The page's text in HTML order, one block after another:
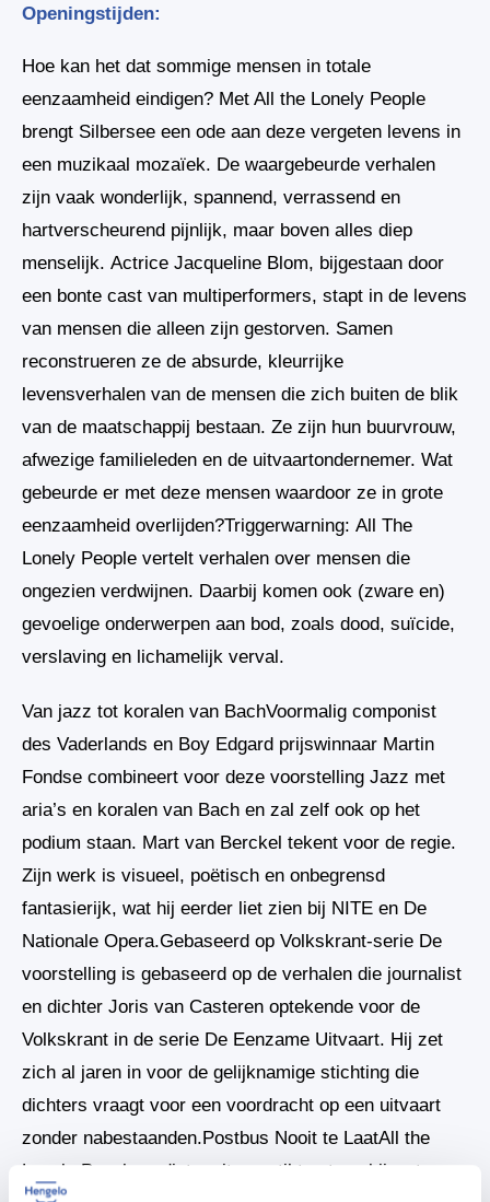
Openingstijden:
Hoe kan het dat sommige mensen in totale
eenzaamheid eindigen? Met All the Lonely People
brengt Silbersee een ode aan deze vergeten levens in
een muzikaal mozaïek. De waargebeurde verhalen
zijn vaak wonderlijk, spannend, verrassend en
hartverscheurend pijnlijk, maar boven alles diep
menselijk. Actrice Jacqueline Blom, bijgestaan door
een bonte cast van multiperformers, stapt in de levens
van mensen die alleen zijn gestorven. Samen
reconstrueren ze de absurde, kleurrijke
levensverhalen van de mensen die zich buiten de blik
van de maatschappij bestaan. Ze zijn hun buurvrouw,
afwezige familieleden en de uitvaartondernemer. Wat
gebeurde er met deze mensen waardoor ze in grote
eenzaamheid overlijden?Triggerwarning: All The
Lonely People vertelt verhalen over mensen die
ongezien verdwijnen. Daarbij komen ook (zware en)
gevoelige onderwerpen aan bod, zoals dood, suïcide,
verslaving en lichamelijk verval.
Van jazz tot koralen van BachVoormalig componist
des Vaderlands en Boy Edgard prijswinnaar Martin
Fondse combineert voor deze voorstelling Jazz met
aria’s en koralen van Bach en zal zelf ook op het
podium staan. Mart van Berckel tekent voor de regie.
Zijn werk is visueel, poëtisch en onbegrensd
fantasierijk, wat hij eerder liet zien bij NITE en De
Nationale Opera.Gebaseerd op Volkskrant-serie De
voorstelling is gebaseerd op de verhalen die journalist
en dichter Joris van Casteren optekende voor de
Volkskrant in de serie De Eenzame Uitvaart. Hij zet
zich al jaren in voor de gelijknamige stichting die
dichters vraagt voor een voordracht op een uitvaart
zonder nabestaanden.Postbus Nooit te LaatAll the
Lonely People nodigt u uit om stil te staan bij wat ons